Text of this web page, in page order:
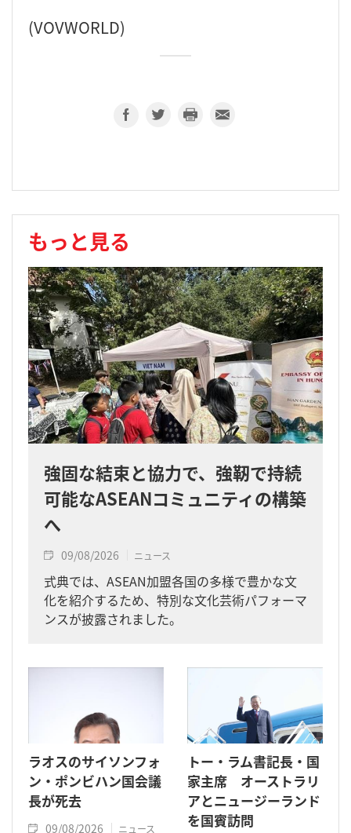
(VOVWORLD)
もっと見る
強固な結束と協力で、強靭で持続
可能なASEANコミュニティの構築
へ
09/08/2026 ニュース
式典では、ASEAN加盟各国の多様で豊かな文
化を紹介するため、特別な文化芸術パフォーマ
ンスが披露されました。
ラオスのサイソンフォ
ン・ポンビハン国会議
長が死去
09/08/2026 ニュース
トー・ラム書記長・国
家主席 オーストラリ
アとニュージーランド
を国賓訪問